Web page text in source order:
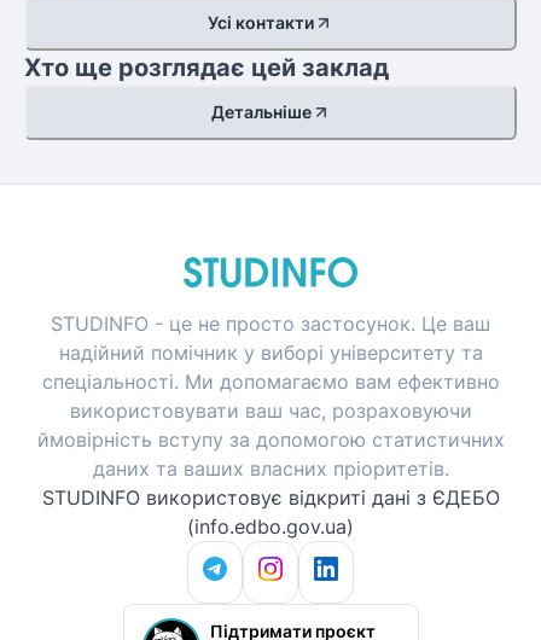
Усі контакти
Хто ще розглядає цей заклад
Детальніше
STUDINFO - це не просто застосунок. Це ваш
надійний помічник у виборі університету та
спеціальності. Ми допомагаємо вам ефективно
використовувати ваш час, розраховуючи
ймовірність вступу за допомогою статистичних
даних та ваших власних пріоритетів.
STUDINFO використовує відкриті дані з ЄДЕБО
(info.edbo.gov.ua)
Підтримати проєкт